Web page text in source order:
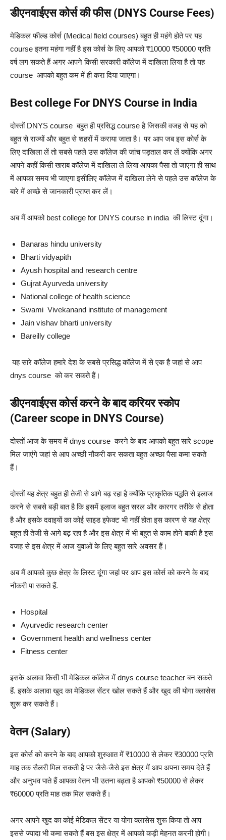
डीएनवाईएस कोर्स की फीस (DNYS Course Fees)
मेडिकल फील्ड कोर्स (Medical field courses) बहुत ही महंगे होते पर यह
course इतना महंगा नहीं है इस कोर्स के लिए आपको ₹10000 ₹50000 प्रति
वर्ष लग सकते हैं अगर आपने किसी सरकारी कॉलेज में दाखिला लिया है तो यह
course आपको बहुत कम में ही करा दिया जाएगा।
Best college For DNYS Course in India
दोस्तों DNYS course बहुत ही प्रसिद्ध course है जिसकी वजह से यह को
बहुत से राज्यों और बहुत से शहरों में कराया जाता है। पर आप जब इस कोर्स के
लिए दाखिला लें तो सबसे पहले उस कॉलेज की जांच पड़ताल कर लें क्योंकि अगर
आपने कहीं किसी खराब कॉलेज में दाखिला ले लिया आपका पैसा तो जाएगा ही साथ
में आपका समय भी जाएगा इसीलिए कॉलेज में दाखिला लेने से पहले उस कॉलेज के
बारे में अच्छे से जानकारी प्राप्त कर लें।
अब मैं आपको best college for DNYS course in india की लिस्ट दूंगा।
Banaras hindu university
Bharti vidyapith
Ayush hospital and research centre
Gujrat Ayurveda university
National college of health science
Swami Vivekanand institute of management
Jain vishav bharti university
Bareilly college
यह सारे कॉलेज हमारे देश के सबसे प्रसिद्ध कॉलेज में से एक है जहां से आप
dnys course को कर सकते हैं।
डीएनवाईएस कोर्स करने के बाद करियर स्कोप
(Career scope in DNYS Course)
दोस्तों आज के समय में dnys course करने के बाद आपको बहुत सारे scope
मिल जाएंगे जहां से आप अच्छी नौकरी कर सकता बहुत अच्छा पैसा कमा सकते
हैं।
दोस्तों यह क्षेत्र बहुत ही तेजी से आगे बढ़ रहा है क्योंकि प्राकृतिक पद्धति से इलाज
करने से सबसे बड़ी बात है कि इसमें इलाज बहुत सरल और कारगर तरीके से होता
है और इसके दवाइयों का कोई साइड इफेक्ट भी नहीं होता इस कारण से यह क्षेत्र
बहुत ही तेजी से आगे बढ़ रहा है और इस क्षेत्र में भी बहुत से काम होने बाकी है इस
वजह से इस क्षेत्र में आज युवाओं के लिए बहुत सारे अवसर हैं।
अब मैं आपको कुछ क्षेत्र के लिस्ट दूंगा जहां पर आप इस कोर्स को करने के बाद
नौकरी पा सकते हैं.
Hospital
Ayurvedic research center
Government health and wellness center
Fitness center
इसके अलावा किसी भी मेडिकल कॉलेज में dnys course teacher बन सकते
हैं. इसके अलावा खुद का मेडिकल सेंटर खोल सकते हैं और खुद की योगा क्लासेस
शुरू कर सकते हैं।
वेतन (Salary)
इस कोर्स को करने के बाद आपको शुरुआत में ₹10000 से लेकर ₹30000 प्रति
माह तक सैलरी मिल सकती है पर जैसे-जैसे इस क्षेत्र में आप अपना समय देते हैं
और अनुभव पाते हैं आपका वेतन भी उतना बढ़ता है आपको ₹50000 से लेकर
₹60000 प्रति माह तक मिल सकते हैं।
अगर आपने खुद का कोई मेडिकल सेंटर या योगा क्लासेस शुरू किया तो आप
इससे ज्यादा भी कमा सकते हैं बस इस क्षेत्र में आपको कड़ी मेहनत करनी होगी।